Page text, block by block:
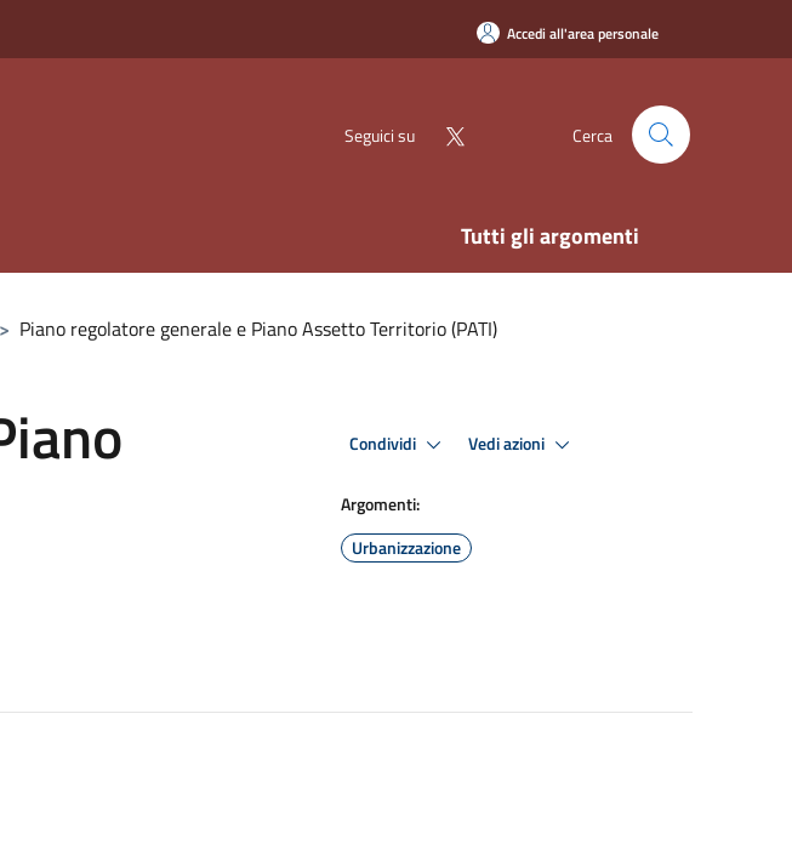
Accedi all'area personale
Seguici su Cerca
Tutti gli argomenti
> Piano regolatore generale e Piano Assetto Territorio (PATI)
Condividi Vedi azioni
Argomenti:
Urbanizzazione